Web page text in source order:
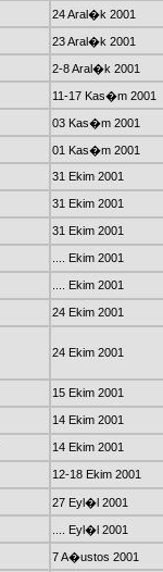
24 Aral�k 2001
23 Aral�k 2001
2-8 Aral�k 2001
11-17 Kas�m 2001
03 Kas�m 2001
01 Kas�m 2001
31 Ekim 2001
31 Ekim 2001
31 Ekim 2001
.... Ekim 2001
.... Ekim 2001
24 Ekim 2001
24 Ekim 2001
15 Ekim 2001
14 Ekim 2001
14 Ekim 2001
12-18 Ekim 2001
27 Eyl�l 2001
.... Eyl�l 2001
7 A�ustos 2001